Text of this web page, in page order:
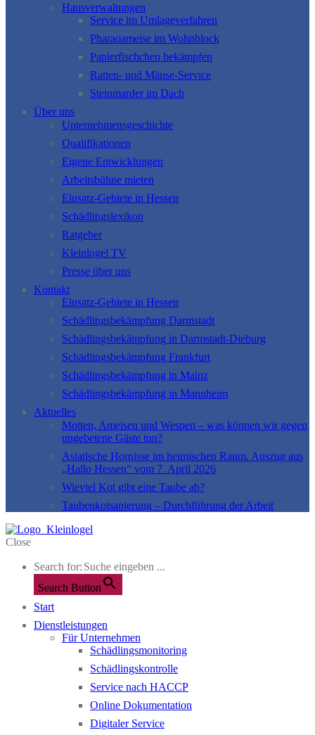
Hausverwaltungen
Service im Umlageverfahren
Pharaoameise im Wohnblock
Papierfischchen bekämpfen
Ratten- und Mäuse-Service
Steinmarder im Dach
Über uns
Unternehmensgeschichte
Qualifikationen
Eigene Entwicklungen
Arbeitsbühne mieten
Einsatz-Gebiete in Hessen
Schädlingslexikon
Ratgeber
Kleinlogel TV
Presse über uns
Kontakt
Einsatz-Gebiete in Hessen
Schädlingsbekämpfung Darmstadt
Schädlingsbekämpfung in Darmstadt-Dieburg
Schädlingsbekämpfung Frankfurt
Schädlingsbekämpfung in Mainz
Schädlingsbekämpfung in Mannheim
Aktuelles
Motten, Ameisen und Wespen – was können wir gegen
ungebetene Gäste tun?
Asiatische Hornisse im heimischen Raum. Auszug aus
„Hallo Hessen“ vom 7. April 2026
Wieviel Kot gibt eine Taube ab?
Taubenkotsanierung – Durchführung der Arbeit
Close
Search for:
Search Button
Start
Dienstleistungen
Für Unternehmen
Schädlingsmonitoring
Schädlingskontrolle
Service nach HACCP
Online Dokumentation
Digitaler Service